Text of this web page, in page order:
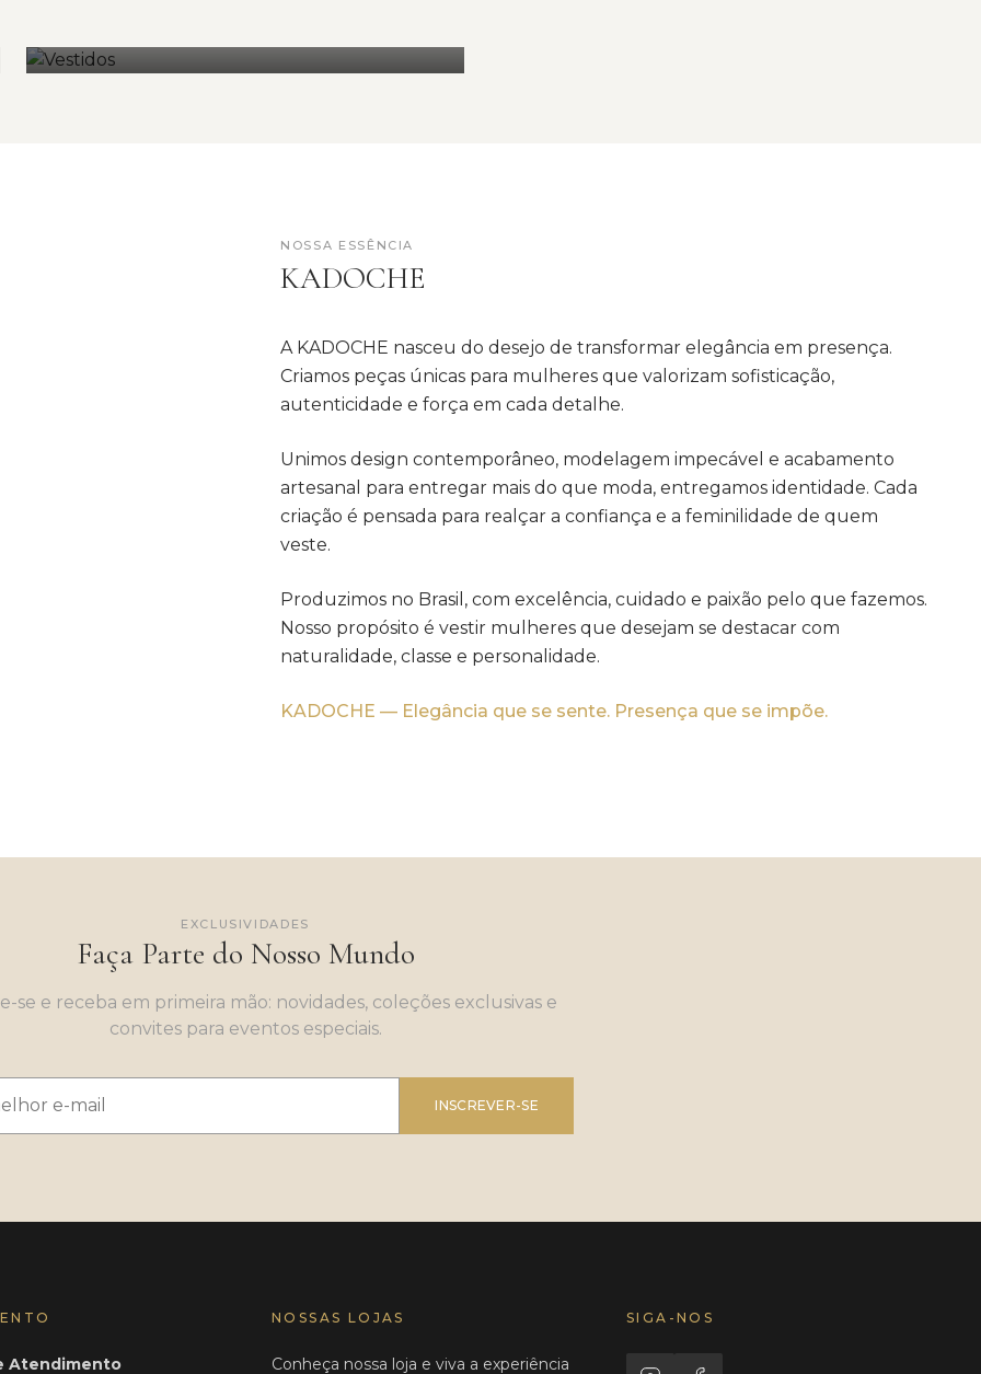
NOSSA ESSÊNCIA
KADOCHE
A KADOCHE nasceu do desejo de transformar elegância em presença.
Criamos peças únicas para mulheres que valorizam sofisticação,
autenticidade e força em cada detalhe.
Unimos design contemporâneo, modelagem impecável e acabamento
artesanal para entregar mais do que moda, entregamos identidade. Cada
criação é pensada para realçar a confiança e a feminilidade de quem
veste.
Produzimos no Brasil, com excelência, cuidado e paixão pelo que fazemos.
Nosso propósito é vestir mulheres que desejam se destacar com
naturalidade, classe e personalidade.
KADOCHE — Elegância que se sente. Presença que se impõe.
EXCLUSIVIDADES
Faça Parte do Nosso Mundo
se e receba em primeira mão: novidades, coleções exclusivas e
convites para eventos especiais.
INSCREVER-SE
Atendimento
NOSSAS LOJAS
Conheça nossa loja e viva a experiência
SIGA-NOS